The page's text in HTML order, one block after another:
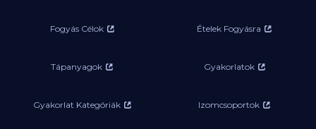
Fogyás Célok Ételek Fogyásra
Tápanyagok Gyakorlatok
Gyakorlat Kategóriák Izomcsoportok